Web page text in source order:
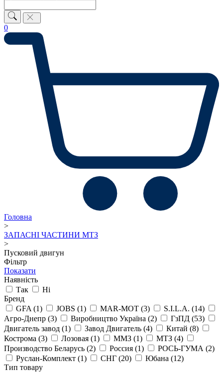
0
Головна
>
ЗАПАСНІ ЧАСТИНИ МТЗ
>
Пусковий двигун
Фільтр
Показати
Наявність
Так
Ні
Бренд
GFA (1) JOBS (1) MAR-MOT (3) S.I.L.A. (14)
Агро-Днепр (3) Виробництво Україна (2) ГзПД (53)
Двигатель завод (1) Завод Двигатель (4) Китай (8)
Кострома (3) Лозовая (1) ММЗ (1) МТЗ (4)
Производство Беларусь (2) Россия (1) РОСЬ-ГУМА (2)
Руслан-Комплект (1) СНГ (20) Юбана (12)
Тип товару